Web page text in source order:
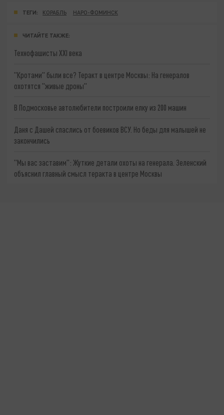
ТЕГИ: КОРАБЛЬ НАРО-ФОМИНСК
ЧИТАЙТЕ ТАКЖЕ:
Технофашисты XXI века
"Кротами" были все? Теракт в центре Москвы: На генералов
охотятся "живые дроны"
В Подмосковье автолюбители построили елку из 200 машин
Даня с Дашей спаслись от боевиков ВСУ. Но беды для малышей не
закончились
"Мы вас заставим": Жуткие детали охоты на генерала. Зеленский
объяснил главный смысл теракта в центре Москвы